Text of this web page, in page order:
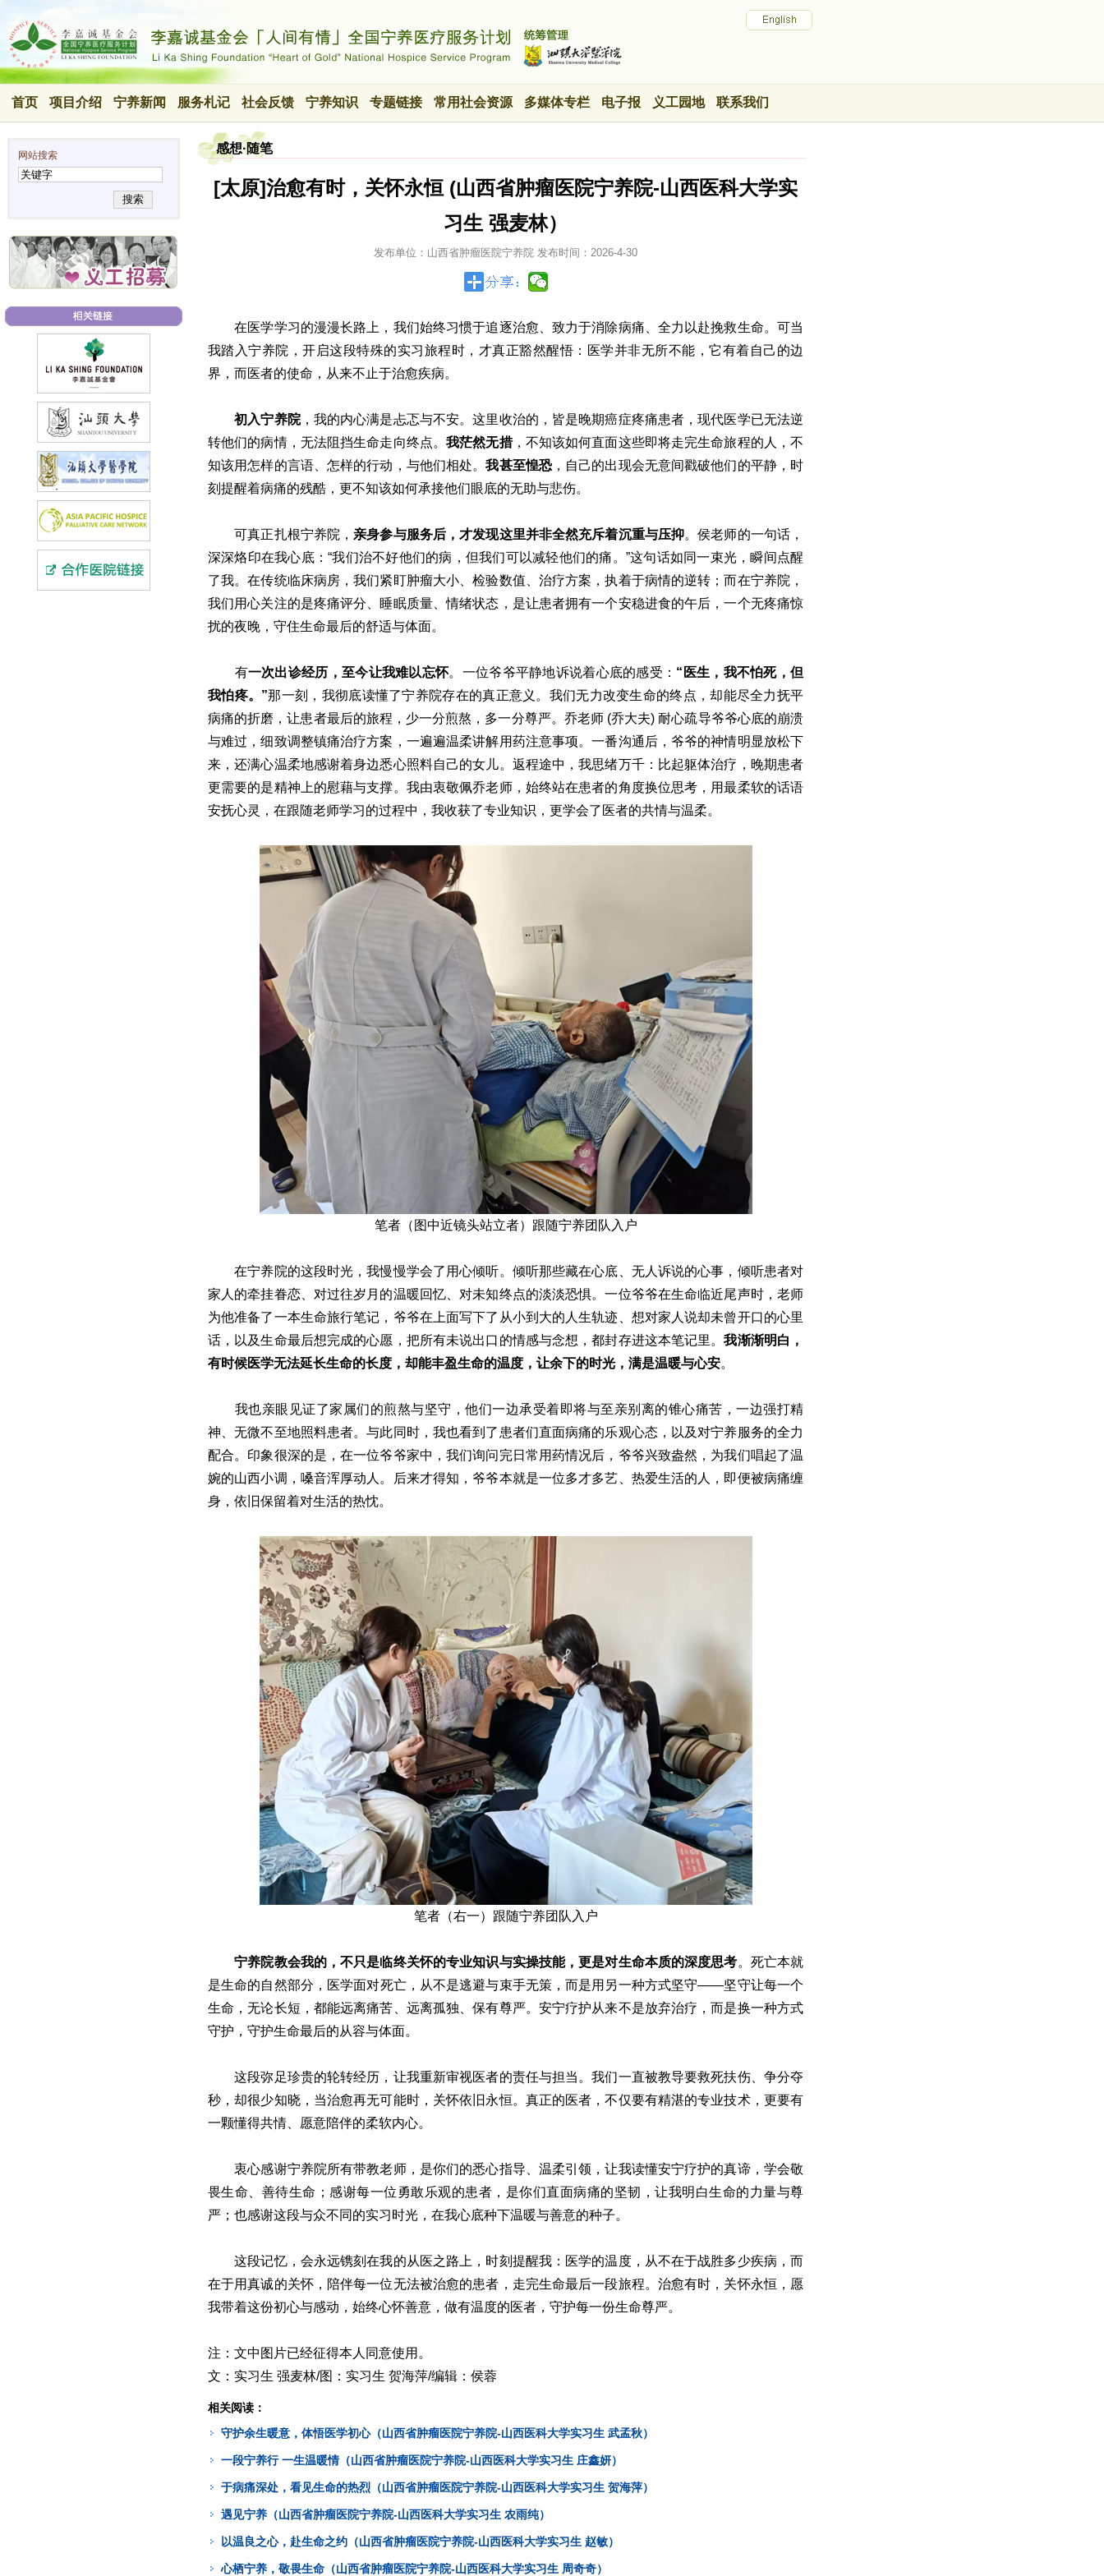
首页 项目介绍 宁养新闻 服务札记 社会反馈 宁养知识 专题链接 常用社会资源 多媒体专栏 电子报 义工园地 联系我们
网站搜索
搜索
感想·随笔
[太原]治愈有时，关怀永恒 (山西省肿瘤医院宁养院-山西医科大学实
习生 强麦林）
发布单位：山西省肿瘤医院宁养院 发布时间： 2026-4-30
在医学学习的漫漫长路上，我们始终习惯于追逐治愈、致力于消除病痛、全力以赴挽救生命。可当
我踏入宁养院，开启这段特殊的实习旅程时，才真正豁然醒悟：医学并非无所不能，它有着自己的边
界，而医者的使命，从来不止于治愈疾病。
初入宁养院，我的内心满是忐忑与不安。这里收治的，皆是晚期癌症疼痛患者，现代医学已无法逆
转他们的病情，无法阻挡生命走向终点。我茫然无措，不知该如何直面这些即将走完生命旅程的人，不
知该用怎样的言语、怎样的行动，与他们相处。我甚至惶恐，自己的出现会无意间戳破他们的平静，时
刻提醒着病痛的残酷，更不知该如何承接他们眼底的无助与悲伤。
可真正扎根宁养院， 亲身参与服务后，才发现这里并非全然充斥着沉重与压抑。侯老师的一句话，
深深烙印在我心底：“我们治不好他们的病，但我们可以减轻他们的痛。”这句话如同一束光，瞬间点醒
了我。在传统临床病房，我们紧盯肿瘤大小、检验数值、治疗方案，执着于病情的逆转；而在宁养院，
我们用心关注的是疼痛评分、睡眠质量、情绪状态，是让患者拥有一个安稳进食的午后，一个无疼痛惊
扰的夜晚，守住生命最后的舒适与体面。
有一次出诊经历，至今让我难以忘怀。一位爷爷平静地诉说着心底的感受： “医生，我不怕死，但
我怕疼。”那一刻，我彻底读懂了宁养院存在的真正意义。我们无力改变生命的终点，却能尽全力抚平
病痛的折磨，让患者最后的旅程，少一分煎熬，多一分尊严。乔老师 (乔大夫) 耐心疏导爷爷心底的崩溃
与难过，细致调整镇痛治疗方案，一遍遍温柔讲解用药注意事项。一番沟通后，爷爷的神情明显放松下
来，还满心温柔地感谢着身边悉心照料自己的女儿。返程途中，我思绪万千：比起躯体治疗，晚期患者
更需要的是精神上的慰藉与支撑。我由衷敬佩乔老师，始终站在患者的角度换位思考，用最柔软的话语
安抚心灵，在跟随老师学习的过程中，我收获了专业知识，更学会了医者的共情与温柔。
笔者（图中近镜头站立者）跟随宁养团队入户
在宁养院的这段时光，我慢慢学会了用心倾听。倾听那些藏在心底、无人诉说的心事，倾听患者对
家人的牵挂眷恋、对过往岁月的温暖回忆、对未知终点的淡淡恐惧。一位爷爷在生命临近尾声时，老师
为他准备了一本生命旅行笔记，爷爷在上面写下了从小到大的人生轨迹、想对家人说却未曾开口的心里
话，以及生命最后想完成的心愿，把所有未说出口的情感与念想，都封存进这本笔记里。我渐渐明白，
有时候医学无法延长生命的长度，却能丰盈生命的温度，让余下的时光，满是温暖与心安。
我也亲眼见证了家属们的煎熬与坚守，他们一边承受着即将与至亲别离的锥心痛苦，一边强打精
神、无微不至地照料患者。与此同时，我也看到了患者们直面病痛的乐观心态，以及对宁养服务的全力
配合。印象很深的是，在一位爷爷家中，我们询问完日常用药情况后，爷爷兴致盎然，为我们唱起了温
婉的山西小调，嗓音浑厚动人。后来才得知，爷爷本就是一位多才多艺、热爱生活的人，即便被病痛缠
身，依旧保留着对生活的热忱。
笔者（右一）跟随宁养团队入户
宁养院教会我的，不只是临终关怀的专业知识与实操技能，更是对生命本质的深度思考。死亡本就
是生命的自然部分，医学面对死亡，从不是逃避与束手无策，而是用另一种方式坚守——坚守让每一个
生命，无论长短，都能远离痛苦、远离孤独、保有尊严。安宁疗护从来不是放弃治疗，而是换一种方式
守护，守护生命最后的从容与体面。
这段弥足珍贵的轮转经历，让我重新审视医者的责任与担当。我们一直被教导要救死扶伤、争分夺
秒，却很少知晓，当治愈再无可能时，关怀依旧永恒。真正的医者，不仅要有精湛的专业技术，更要有
一颗懂得共情、愿意陪伴的柔软内心。
衷心感谢宁养院所有带教老师，是你们的悉心指导、温柔引领，让我读懂安宁疗护的真谛，学会敬
畏生命、善待生命；感谢每一位勇敢乐观的患者，是你们直面病痛的坚韧，让我明白生命的力量与尊
严；也感谢这段与众不同的实习时光，在我心底种下温暖与善意的种子。
这段记忆，会永远镌刻在我的从医之路上，时刻提醒我：医学的温度，从不在于战胜多少疾病，而
在于用真诚的关怀，陪伴每一位无法被治愈的患者，走完生命最后一段旅程。治愈有时，关怀永恒，愿
我带着这份初心与感动，始终心怀善意，做有温度的医者，守护每一份生命尊严。
注：文中图片已经征得本人同意使用。
文：实习生 强麦林/图：实习生 贺海萍/编辑：侯蓉
相关阅读：
守护余生暖意，体悟医学初心（山西省肿瘤医院宁养院-山西医科大学实习生 武孟秋）
一段宁养行 一生温暖情（山西省肿瘤医院宁养院-山西医科大学实习生 庄鑫妍）
于病痛深处，看见生命的热烈（山西省肿瘤医院宁养院-山西医科大学实习生 贺海萍）
遇见宁养（山西省肿瘤医院宁养院-山西医科大学实习生 农雨纯）
以温良之心，赴生命之约（山西省肿瘤医院宁养院-山西医科大学实习生 赵敏）
心栖宁养，敬畏生命（山西省肿瘤医院宁养院-山西医科大学实习生 周奇奇）